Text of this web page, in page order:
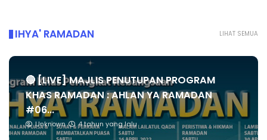
LIHAT SEMUA
IHYA' RAMADAN
🔴 [LIVE] MAJLIS PENUTUPAN PROGRAM
KHAS RAMADAN : AHLAN YA RAMADAN
#06...
Unknown 4 tahun yang lalu